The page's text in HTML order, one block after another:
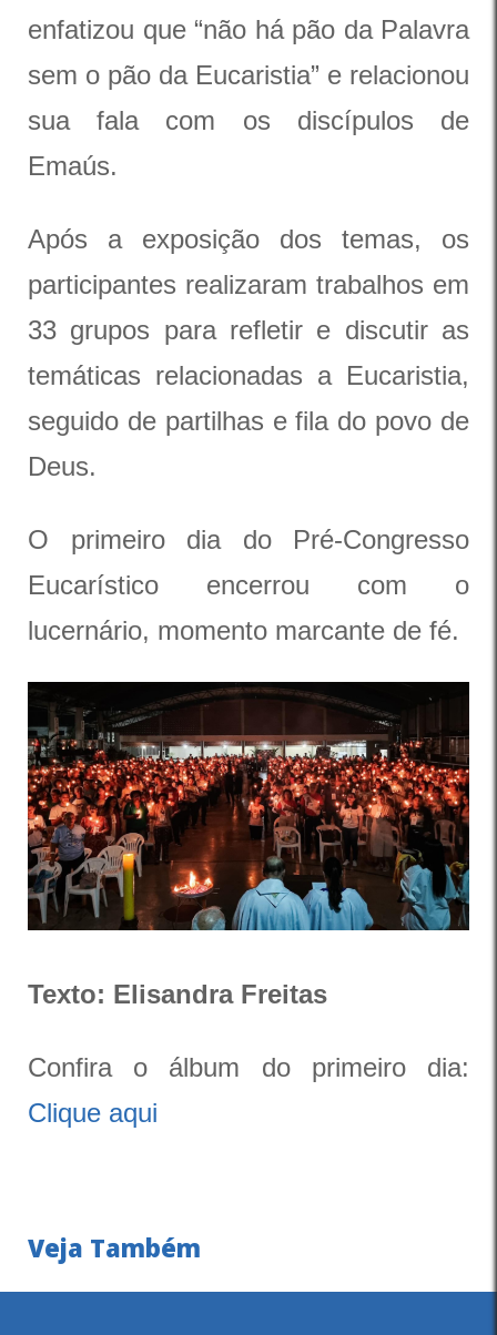
enfatizou que “não há pão da Palavra
sem o pão da Eucaristia” e relacionou
sua fala com os discípulos de
Emaús.
Após a exposição dos temas, os
participantes realizaram trabalhos em
33 grupos para refletir e discutir as
temáticas relacionadas a Eucaristia,
seguido de partilhas e fila do povo de
Deus.
O primeiro dia do Pré-Congresso
Eucarístico encerrou com o
lucernário, momento marcante de fé.
Texto: Elisandra Freitas
Confira o álbum do primeiro dia:
Clique aqui
Veja Também